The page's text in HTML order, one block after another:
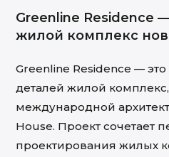
Greenline Residence
жилой комплекс
Greenline Residence —
деталей жилой
международной
House. Проект сочетает
проектирования жилых